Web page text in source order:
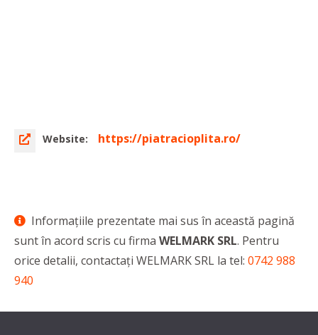
Website: https://piatracioplita.ro/
Informaţiile prezentate mai sus în această pagină
sunt în acord scris cu firma WELMARK SRL. Pentru
orice detalii, contactaţi WELMARK SRL la tel: 0742 988
940